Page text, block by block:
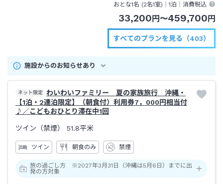
おとな1名 (2名1室)｜1泊 ｜消費税込
33,200円〜459,700円
すべてのプランを見る（403）
施設からのお知らせあり
ネット限定
わいわいファミリー 夏の家族旅行 沖縄・
【1泊・2連泊限定】（朝食付）利用券7，000円相当付
♪／こどもおひとり滞在中1回
ツイン（禁煙） 51.8平米
ツイン 朝食のみ 禁煙
旅の過ごし方 ※2027年3月31日（沖縄は5月6日）までに出
発の方対象